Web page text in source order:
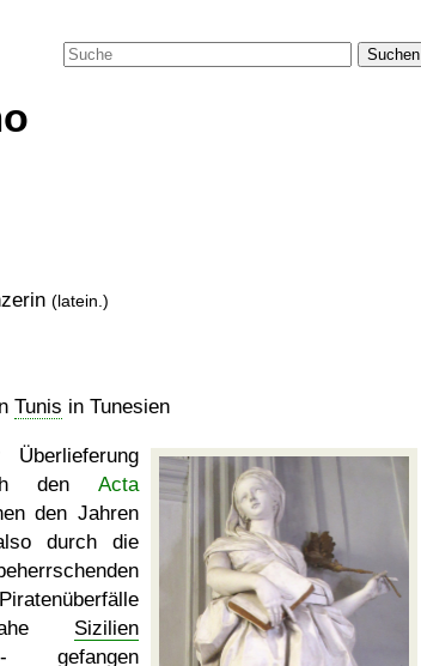
Suchen
(latein.)
Tunis in Tunesien
den Acta
den Jahren
durch die
Sizilien
gefangen